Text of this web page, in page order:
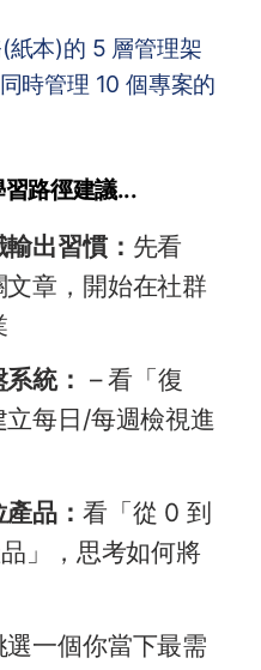
紙本)的 5 層管理架
時管理 10 個專案的
路徑建議...
出習慣： 先看
文章，開始在社群
統： – 看「復
每日/每週檢視進
品： 看「從 0 到
」，思考如何將
選一個你當下最需